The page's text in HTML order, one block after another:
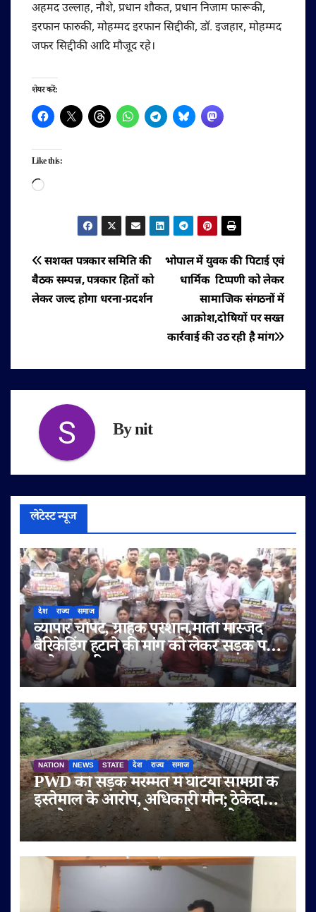
अहमद उल्लाह, नौशे, प्रधान शौकत, प्रधान निजाम फारूकी,
इरफान फारुकी, मोहम्मद इरफान सिद्दीकी, डॉ. इजहार, मोहम्मद
जफर सिद्दीकी आदि मौजूद रहे।
शेयर करें:
Like this:
Loading…
पोस्ट
नेविगेशन
भोपाल में युवक की पिटाई एवं
धार्मिक टिप्पणी को लेकर
सामाजिक संगठनों में
आक्रोश,दोषियों पर सख्त
कार्रवाई की उठ रही है मांग
सशक्त पत्रकार समिति की
बैठक सम्पन्न, पत्रकार हितों को
लेकर जल्द होगा धरना-प्रदर्शन
Bynit
लेटेस्ट न्यूज
देश राज्य समाज
व्यापार चौपट, ग्राहक परेशान,मोती मस्जिद
बैरिकेडिंग हटाने की मांग को लेकर सड़क पर
उतरे व्यापारी
NATION NEWS STATE देश राज्य समाज
PWD की सड़क मरम्मत में घटिया सामग्री के
इस्तेमाल के आरोप, अधिकारी मौन; ठेकेदार
पर दोबारा गुणवत्ता से समझौता करने का
आरोप